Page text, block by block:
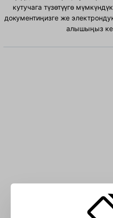
кутучага түзөтүүгө
документиңизге же
алышыңыз
Кутуга Албанча